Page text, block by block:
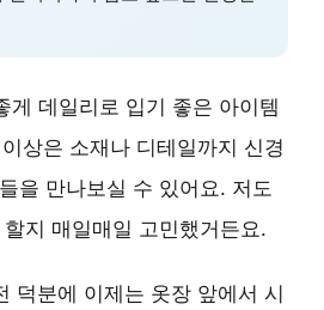
게 데일리로 입기 좋은 아이템
상은 소재나 디테일까지 신경
을 만나보실 수 있어요. 저도
지 매일매일 고민했거든요.
덕분에 이제는 옷장 앞에서 시